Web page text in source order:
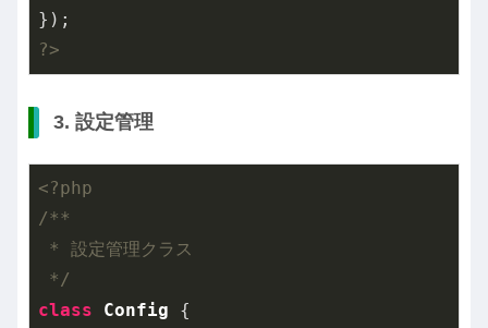
?>
3. 設定管理
<?php
/**
* 設定管理クラス
*/
class
Config
{